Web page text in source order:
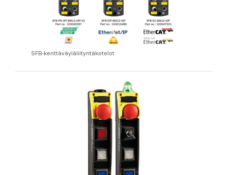
SFB-kenttäväyläliityntäkotelot